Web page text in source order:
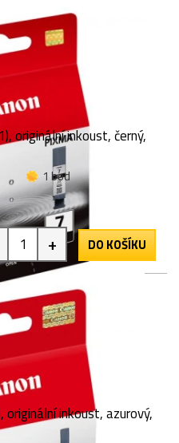
originální inkoust, černý,
1 bod
+ DO KOŠÍKU
inkoust, azurový,